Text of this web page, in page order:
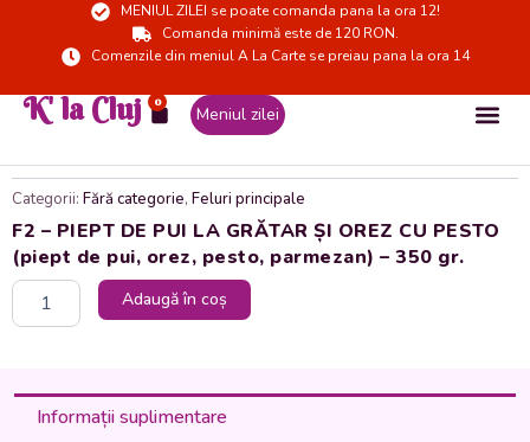
MENIUL ZILEI se poate comanda pana la ora 12!
Comanda minimă este de 120 RON.
Comenzile din meniul A La Carte se preiau pana la ora 14
K' la Cluj 0
Cart Meniul zilei
Categorii: Fără categorie, Feluri principale
F2 – PIEPT DE PUI LA GRĂTAR ȘI OREZ CU PESTO
(piept de pui, orez, pesto, parmezan) – 350 gr.
Cantitate
Adaugă în coș
Informații suplimentare